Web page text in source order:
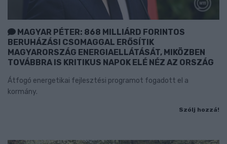
MAGYAR PÉTER: 868 MILLIÁRD FORINTOS
BERUHÁZÁSI CSOMAGGAL ERŐSÍTIK
MAGYARORSZÁG ENERGIAELLÁTÁSÁT, MIKÖZBEN
TOVÁBBRA IS KRITIKUS NAPOK ELÉ NÉZ AZ ORSZÁG
Átfogó energetikai fejlesztési programot fogadott el a
kormány.
Szólj hozzá!